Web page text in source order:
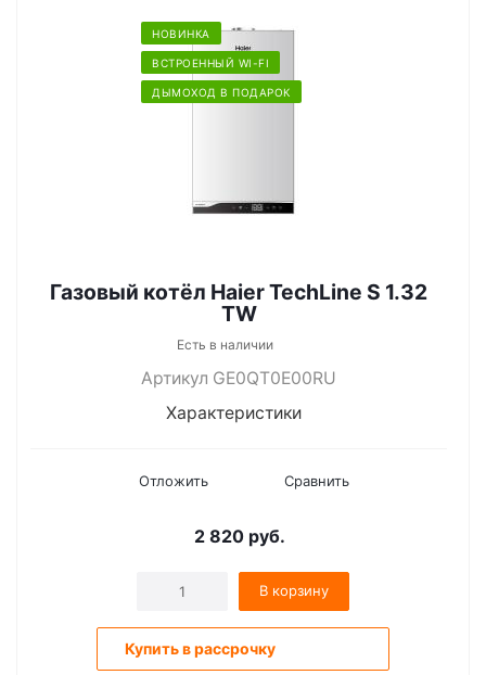
НОВИНКА
ВСТРОЕННЫЙ WI-FI
ДЫМОХОД В ПОДАРОК
Газовый котёл Haier TechLine S 1.32
ТW
Есть в наличии
Артикул GE0QT0E00RU
Характеристики
Отложить Сравнить
2 820руб.
В корзину
Купить в рассрочку